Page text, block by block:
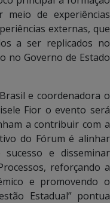
meio de experiências
externas, que
a ser replicados no
no Governo de Estado
e coordenadora o
Fior o evento será
a contribuir com a
do Fórum é alinhar
sucesso e disseminar
reforçando a
e promovendo o
Estadual” pontua